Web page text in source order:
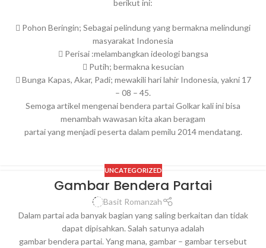
berikut ini:
 Pohon Beringin; Sebagai pelindung yang bermakna melindungi
masyarakat Indonesia
 Perisai :melambangkan ideologi bangsa
 Putih; bermakna kesucian
 Bunga Kapas, Akar, Padi; mewakili hari lahir Indonesia, yakni 17
– 08 – 45.
Semoga artikel mengenai bendera partai Golkar kali ini bisa
menambah wawasan kita akan beragam
partai yang menjadi peserta dalam pemilu 2014 mendatang.
UNCATEGORIZED
Gambar Bendera Partai
Basit Romanzah
Dalam partai ada banyak bagian yang saling berkaitan dan tidak
dapat dipisahkan. Salah satunya adalah
gambar bendera partai. Yang mana, gambar – gambar tersebut